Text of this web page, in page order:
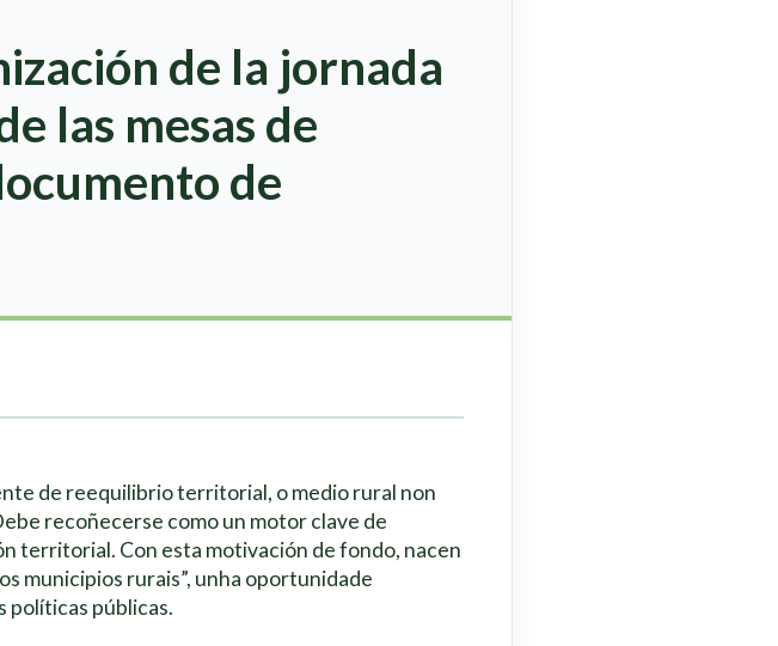
de la jornada
las mesas de
de
de reequilibrio territorial, o medio rural non
recoñecerse como un motor clave de
territorial. Con esta motivación de fondo, nacen
municipios rurais”, unha oportunidade
políticas públicas.